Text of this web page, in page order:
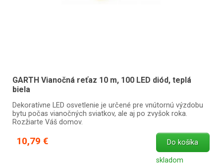
GARTH Vianočná reťaz 10 m, 100 LED diód, teplá
biela
Dekoratívne LED osvetlenie je určené pre vnútornú výzdobu
bytu počas vianočných sviatkov, ale aj po zvyšok roka.
Rozžiarte Váš domov.
10,79 € Do košíka
skladom